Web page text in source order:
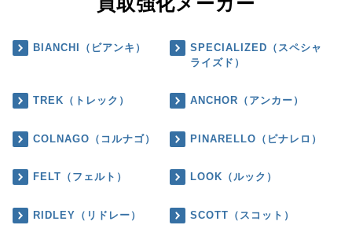
BIANCHI（ビアンキ）
SPECIALIZED（スペシャ
ライズド）
TREK（トレック） ANCHOR（アンカー）
COLNAGO（コルナゴ） PINARELLO（ピナレロ）
FELT（フェルト） LOOK（ルック）
RIDLEY（リドレー） SCOTT（スコット）